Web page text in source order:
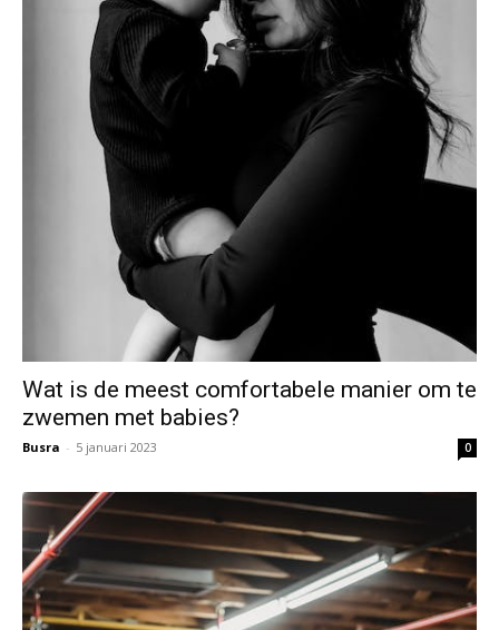
Wat is de meest comfortabele manier om te
zwemen met babies?
Busra - 5 januari 2023 0